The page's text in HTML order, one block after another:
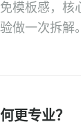
模板感，
做一次拆解。
更专业？